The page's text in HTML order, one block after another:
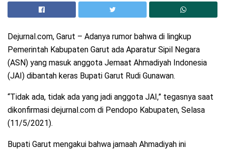
Dejurnal.com, Garut – Adanya rumor bahwa di lingkup
Pemerintah Kabupaten Garut ada Aparatur Sipil Negara
(ASN) yang masuk anggota Jemaat Ahmadiyah Indonesia
(JAI) dibantah keras Bupati Garut Rudi Gunawan.
“Tidak ada, tidak ada yang jadi anggota JAI,” tegasnya saat
dikonfirmasi dejurnal.com di Pendopo Kabupaten, Selasa
(11/5/2021).
Bupati Garut mengakui bahwa jamaah Ahmadiyah ini